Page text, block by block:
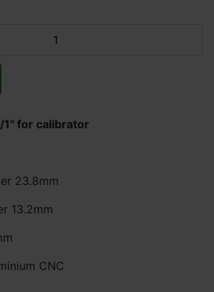
1" for calibrator
23.8mm
13.2mm
CNC